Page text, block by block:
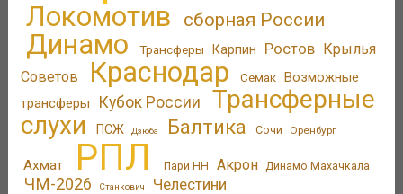
Локомотив сборная России
Динамо Трансферы Карпин Ростов Крылья
Советов
Краснодар Семак Возможные
трансферы
Кубок России
Трансферные
слухи
ПСЖ Дзюба Балтика Сочи Оренбург
Ахмат РПЛ Пари НН Акрон Динамо Махачкала
ЧМ-2026 Станкович Челестини